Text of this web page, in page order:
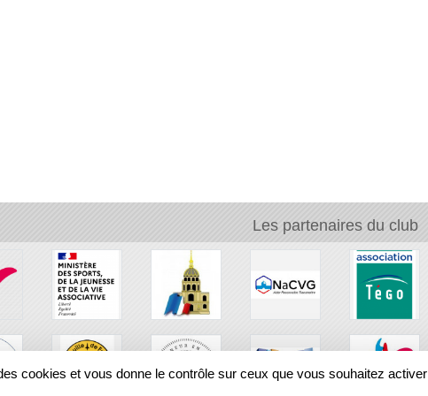
Les partenaires du club
cookies et vous donne le contrôle sur ceux que vous souhaitez activer